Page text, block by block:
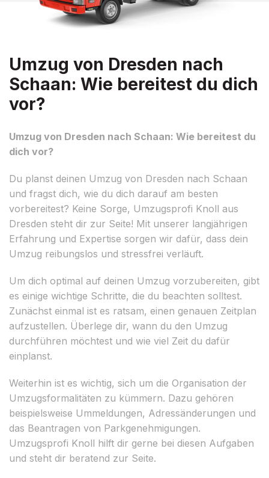
Umzug von Dresden nach
Schaan: Wie bereitest du dich
vor?
Umzug von Dresden nach Schaan: Wie bereitest du
dich vor?
Du planst deinen Umzug von Dresden nach Schaan
und fragst dich, wie du dich darauf am besten
vorbereitest? Keine Sorge, Umzugsprofi Knoll aus
Dresden steht dir zur Seite! Mit unserer langjährigen
Erfahrung und Expertise sorgen wir dafür, dass dein
Umzug reibungslos und stressfrei verläuft.
Um dich optimal auf deinen Umzug vorzubereiten, gibt
es einige wichtige Schritte, die du beachten solltest.
Zunächst einmal ist es ratsam, einen genauen Zeitplan
aufzustellen. Überlege dir, wann du den Umzug
durchführen möchtest und wie viel Zeit du dafür
einplanst.
Weiterhin ist es wichtig, sich um die Organisation der
Umzugsformalitäten zu kümmern. Dazu gehören
beispielsweise Ummeldungen, Adressänderungen und
das Beantragen von Parkgenehmigungen.
Umzugsprofi Knoll hilft dir gerne bei diesen Aufgaben
und steht dir beratend zur Seite.